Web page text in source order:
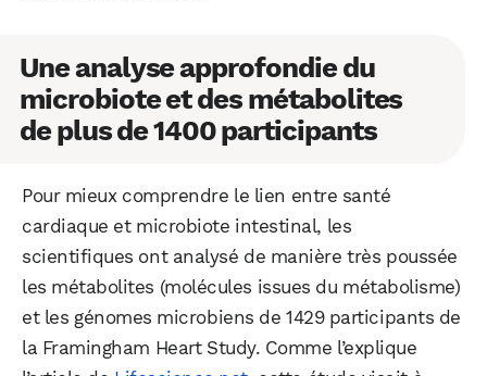
Une analyse approfondie du
microbiote et des métabolites
de plus de 1400 participants
Pour mieux comprendre le lien entre santé
cardiaque et microbiote intestinal, les
scientifiques ont analysé de manière très poussée
les métabolites (molécules issues du métabolisme)
et les génomes microbiens de 1429 participants de
la Framingham Heart Study. Comme l’explique